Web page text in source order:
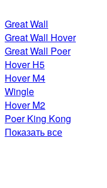
Great Wall
Great Wall Hover
Great Wall Poer
Hover H5
Hover M4
Wingle
Hover M2
Poer King Kong
Показать все